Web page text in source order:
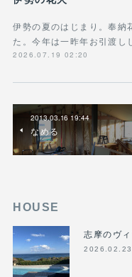
伊勢の夏のはじまり。奉納
た。今年は一昨年お引渡し
2026.07.19 02:20
2013.03.16 19:44
なめる
HOUSE
志摩のヴィ